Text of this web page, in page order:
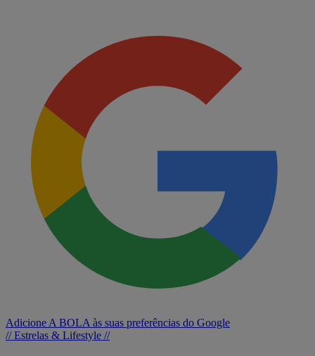
Adicione A BOLA às suas preferências do Google
// Estrelas & Lifestyle //